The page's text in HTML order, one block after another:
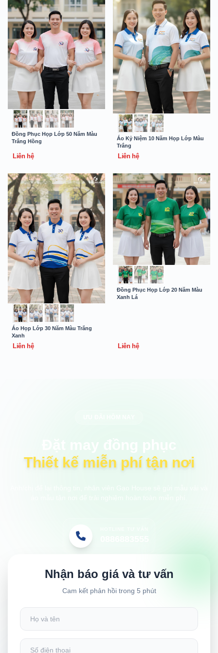
Đồng Phục Họp Lớp 50 Năm Màu
Trắng Hồng
Liên hệ
Áo Kỷ Niệm 10 Năm Họp Lớp Màu
Trắng
Liên hệ
Áo Họp Lớp 30 Năm Màu Trắng
Xanh
Liên hệ
Đồng Phục Họp Lớp 20 Năm Màu
Xanh Lá
Liên hệ
Thiết kế miễn phí tận nơi
Nhận báo giá và tư vấn
Cam kết phản hồi trong 5 phút